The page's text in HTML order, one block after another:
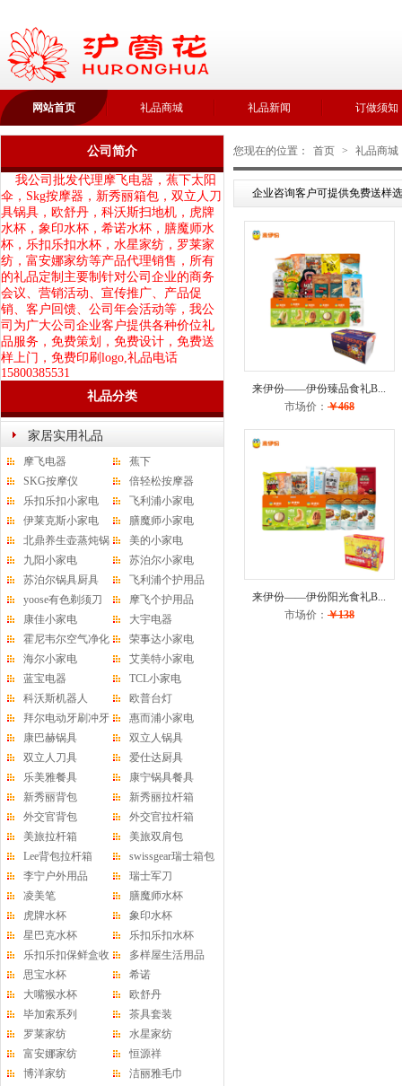
网站首页 礼品商城 礼品新闻 订做须知
公司简介
我公司批发代理摩飞电器，蕉下太阳
伞，Skg按摩器，新秀丽箱包，双立人刀
具锅具，欧舒丹，科沃斯扫地机，虎牌
水杯，象印水杯，希诺水杯，膳魔师水
杯，乐扣乐扣水杯，水星家纺，罗莱家
纺，富安娜家纺等产品代理销售，所有
的礼品定制主要制针对公司企业的商务
会议、营销活动、宣传推广、产品促
销、客户回馈、公司年会活动等，我公
司为广大公司企业客户提供各种价位礼
品服务，免费策划，免费设计，免费送
样上门，免费印刷logo,礼品电话
15800385531
礼品分类
家居实用礼品
摩飞电器
蕉下
SKG按摩仪
倍轻松按摩器
乐扣乐扣小家电
飞利浦小家电
伊莱克斯小家电
膳魔师小家电
北鼎养生壶蒸炖锅
水杯
美的小家电
九阳小家电
苏泊尔小家电
苏泊尔锅具厨具
飞利浦个护用品
yoose有色剃须刀
摩飞个护用品
康佳小家电
大宇电器
霍尼韦尔空气净化
器
荣事达小家电
海尔小家电
艾美特小家电
蓝宝电器
TCL小家电
科沃斯机器人
欧普台灯
拜尔电动牙刷冲牙
器
惠而浦小家电
康巴赫锅具
双立人锅具
双立人刀具
爱仕达厨具
乐美雅餐具
康宁锅具餐具
新秀丽背包
新秀丽拉杆箱
外交官背包
外交官拉杆箱
美旅拉杆箱
美旅双肩包
Lee背包拉杆箱
swissgear瑞士箱包
李宁户外用品
瑞士军刀
凌美笔
膳魔师水杯
虎牌水杯
象印水杯
星巴克水杯
乐扣乐扣水杯
乐扣乐扣保鲜盒收
纳盒
多样屋生活用品
思宝水杯
希诺
大嘴猴水杯
欧舒丹
毕加索系列
茶具套装
罗莱家纺
水星家纺
富安娜家纺
恒源祥
博洋家纺
洁丽雅毛巾
您现在的位置： 首页 > 礼品商城
企业咨询客户可提供免费送样
来伊份——伊份臻品食礼B...
市场价： ￥468
来伊份——伊份阳光食礼B...
市场价： ￥138